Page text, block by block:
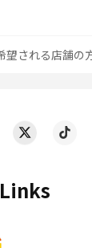
Links
望される店舗の